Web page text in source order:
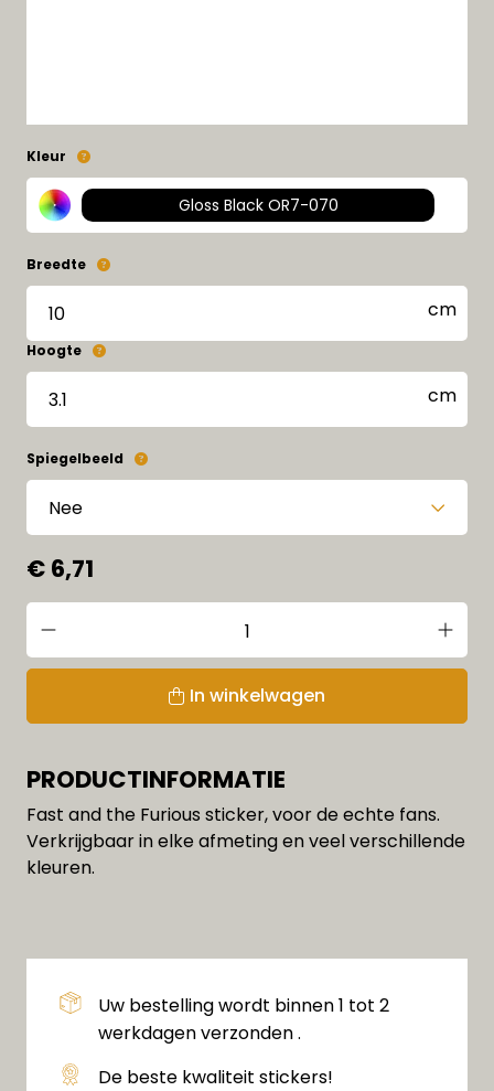
Kleur
Gloss Black OR7-070
Breedte
Hoogte
Spiegelbeeld
€ 6,71
In winkelwagen
PRODUCTINFORMATIE
Fast and the Furious sticker, voor de echte fans.
Verkrijgbaar in elke afmeting en veel verschillende
kleuren.
Uw bestelling wordt binnen 1 tot 2
werkdagen verzonden .
De beste kwaliteit stickers!